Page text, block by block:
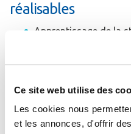
Ce site web utilise des
Les cookies nous
et les annonces, d'offrir
réalisables
Apprentissage de la
techniques de
recherche de fuites